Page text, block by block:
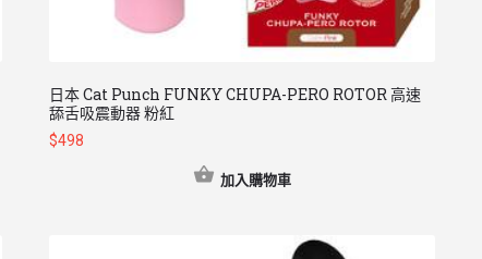
日本 Cat Punch FUNKY CHUPA-PERO ROTOR 高速
舔舌吸震動器 粉紅
$498
加入購物車